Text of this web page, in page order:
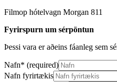
Filmop hótelvagn Morgan 811
Fyrirspurn um sérpöntun
Þessi vara er aðeins fáanleg sem
Nafn* (required)
Nafn fyrirtækis